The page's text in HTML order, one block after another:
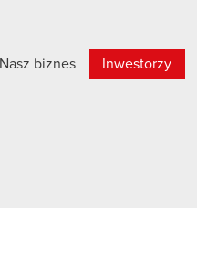
Nasz biznes Inwestorzy